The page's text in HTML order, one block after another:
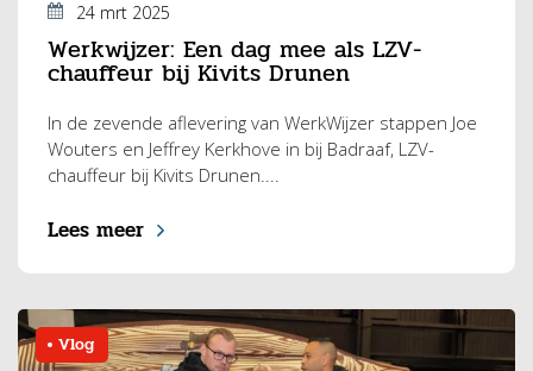
24 mrt 2025
Werkwijzer: Een dag mee als LZV-
chauffeur bij Kivits Drunen
In de zevende aflevering van WerkWijzer stappen Joe
Wouters en Jeffrey Kerkhove in bij Badraaf, LZV-
chauffeur bij Kivits Drunen....
Lees meer
Vlog